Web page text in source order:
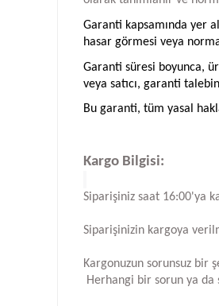
Garanti kapsamında yer
hasar görmesi veya
Garanti süresi boyunca,
veya satıcı, garanti
Bu garanti, tüm yasal
Kargo Bilgisi:
Siparişiniz saat 16:00'ya
Siparişinizin kargoya
Kargonuzun sorunsuz bir
Herhangi bir sorun ya da